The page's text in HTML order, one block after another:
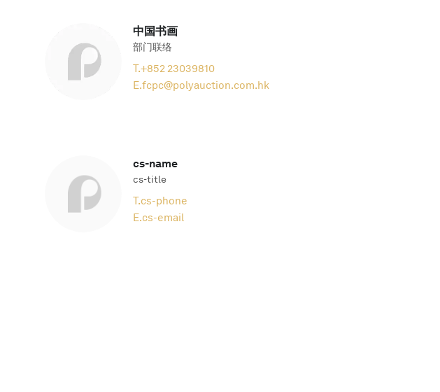
中国书画
部门联络
T.+852 23039810
E.fcpc@polyauction.com.hk
cs-name
cs-title
T.cs-phone
E.cs-email